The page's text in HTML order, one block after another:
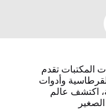
المكتبات تقدم
وأدوات
اكتشف عالم